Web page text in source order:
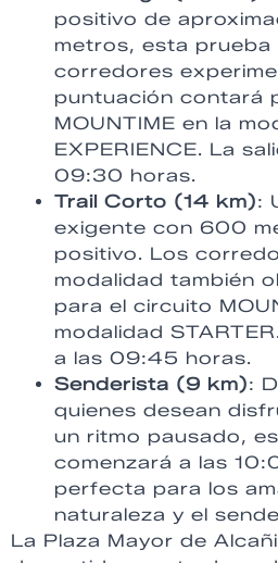
positivo de
metros, esta prueba
corredores
puntuación contará
MOUNTIME en la
EXPERIENCE. La
09:30 horas.
Trail Corto (14 km):
exigente con 600
positivo. Los
modalidad también
para el circuito
modalidad
a las 09:45 horas.
Senderista (9 km):
quienes desean
un ritmo pausado,
comenzará a las
perfecta para los
naturaleza y el
La Plaza Mayor de